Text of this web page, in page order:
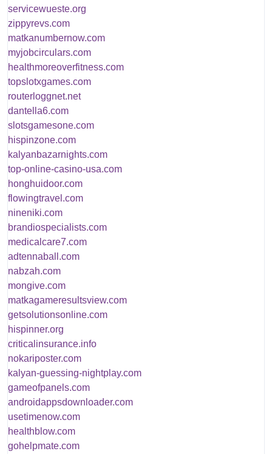
servicewueste.org
zippyrevs.com
matkanumbernow.com
myjobcirculars.com
healthmoreoverfitness.com
topslotxgames.com
routerloggnet.net
dantella6.com
slotsgamesone.com
hispinzone.com
kalyanbazarnights.com
top-online-casino-usa.com
honghuidoor.com
flowingtravel.com
nineniki.com
brandiospecialists.com
medicalcare7.com
adtennaball.com
nabzah.com
mongive.com
matkagameresultsview.com
getsolutionsonline.com
hispinner.org
criticalinsurance.info
nokariposter.com
kalyan-guessing-nightplay.com
gameofpanels.com
androidappsdownloader.com
usetimenow.com
healthblow.com
gohelpmate.com